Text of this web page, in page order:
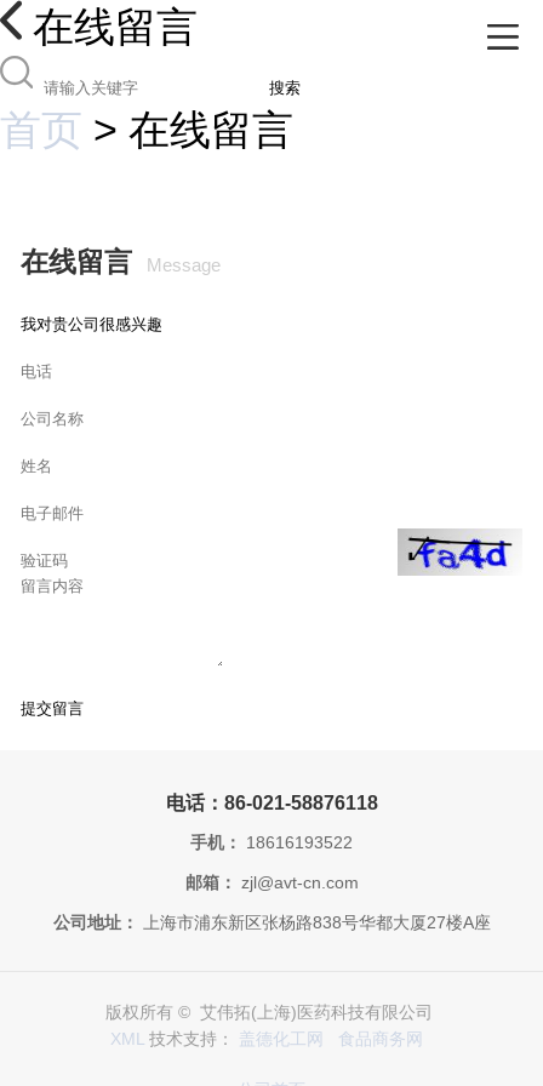
在线留言
搜索
首页 > 在线留言
在线留言 Message
电话：86-021-58876118
手机： 18616193522
邮箱： zjl@avt-cn.com
公司地址： 上海市浦东新区张杨路838号华都大厦27楼A座
版权所有 © 艾伟拓(上海)医药科技有限公司
XML 技术支持： 盖德化工网 食品商务网